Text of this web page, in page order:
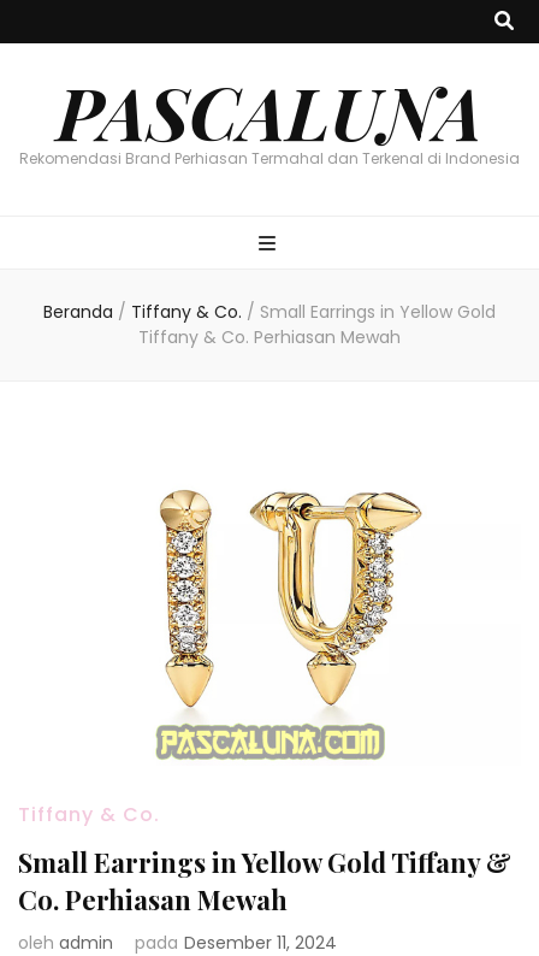
PASCALUNA
Rekomendasi Brand Perhiasan Termahal dan Terkenal di Indonesia
Beranda / Tiffany & Co. / Small Earrings in Yellow Gold
Tiffany & Co. Perhiasan Mewah
Tiffany & Co.
Small Earrings in Yellow Gold Tiffany &
Co. Perhiasan Mewah
oleh admin pada Desember 11, 2024